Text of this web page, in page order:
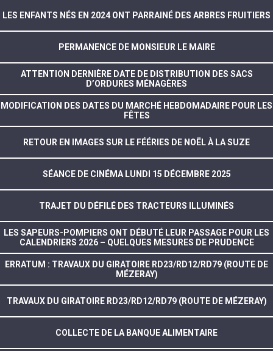
LES ENFANTS NÉS EN 2024 ONT PARRAINÉ DES ARBRES FRUITIERS
PERMANENCE DE MONSIEUR LE MAIRE
ATTENTION DERNIÈRE DATE DE DISTRIBUTION DES SACS
D’ORDURES MÉNAGÈRES
MODIFICATION DES DATES DU MARCHÉ HEBDOMADAIRE POUR LES
FÊTES
RETOUR EN IMAGES SUR LE FÉÉRIES DE NOËL À LA SUZE
SÉANCE DE CINÉMA LUNDI 15 DÉCEMBRE 2025
TRAJET DU DÉFILÉ DES TRACTEURS ILLUMINÉS
LES SAPEURS-POMPIERS ONT DÉBUTÉ LEUR PASSAGE POUR LES
CALENDRIERS 2026 – QUELQUES MESURES DE PRUDENCE
ERRATUM : TRAVAUX DU GIRATOIRE RD23/RD12/RD79 (ROUTE DE
MÉZERAY)
TRAVAUX DU GIRATOIRE RD23/RD12/RD79 (ROUTE DE MÉZERAY)
COLLECTE DE LA BANQUE ALIMENTAIRE